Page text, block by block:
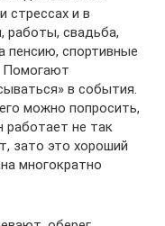
стрессах и в
работы, свадьба,
пенсию, спортивные
Помогают
в события.
можно попросить,
работает не так
зато это хороший
многократно